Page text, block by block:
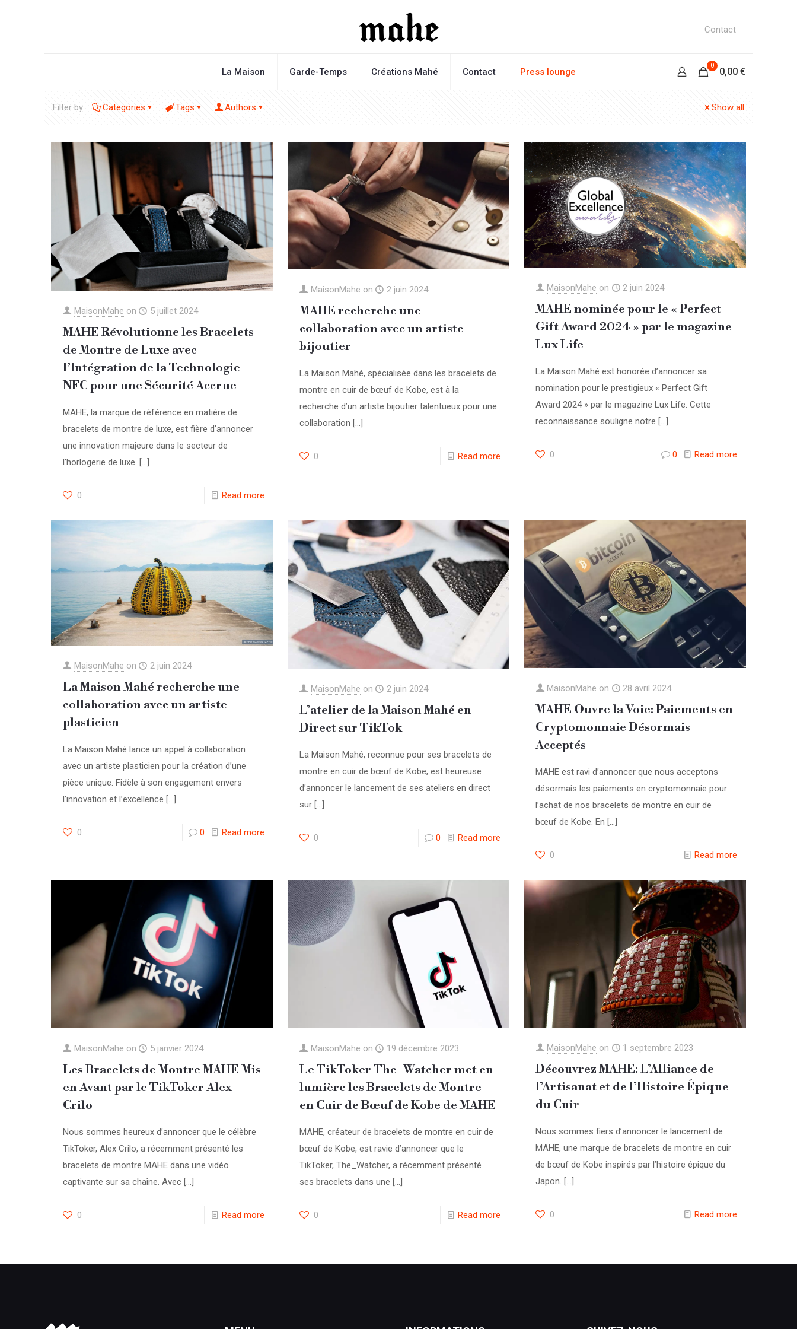
La Maison Garde-Temps Créations Mahé Contact Press lounge
Contact
0
0,00 €
Filter by Categories Tags Authors Show all
MaisonMahe on 5 juillet 2024
MAHE Révolutionne les Bracelets
de Montre de Luxe avec
l’Intégration de la Technologie
NFC pour une Sécurité Accrue
MAHE, la marque de référence en matière de
bracelets de montre de luxe, est fière d’annoncer
une innovation majeure dans le secteur de
l’horlogerie de luxe. […]
0 Read more
MaisonMahe on 2 juin 2024
MAHE recherche une
collaboration avec un artiste
bijoutier
La Maison Mahé, spécialisée dans les bracelets de
montre en cuir de bœuf de Kobe, est à la
recherche d’un artiste bijoutier talentueux pour une
collaboration […]
0 Read more
MaisonMahe on 2 juin 2024
MAHE nominée pour le « Perfect
Gift Award 2024 » par le magazine
Lux Life
La Maison Mahé est honorée d’annoncer sa
nomination pour le prestigieux « Perfect Gift
Award 2024 » par le magazine Lux Life. Cette
reconnaissance souligne notre […]
0 0 Read more
MaisonMahe on 2 juin 2024
La Maison Mahé recherche une
collaboration avec un artiste
plasticien
La Maison Mahé lance un appel à collaboration
avec un artiste plasticien pour la création d’une
pièce unique. Fidèle à son engagement envers
l’innovation et l’excellence […]
0 0 Read more
MaisonMahe on 2 juin 2024
L’atelier de la Maison Mahé en
Direct sur TikTok
La Maison Mahé, reconnue pour ses bracelets de
montre en cuir de bœuf de Kobe, est heureuse
d’annoncer le lancement de ses ateliers en direct
sur[…]
0 0 Read more
MaisonMahe on 28 avril 2024
MAHE Ouvre la Voie: Paiements en
Cryptomonnaie Désormais
Acceptés
MAHE est ravi d’annoncer que nous acceptons
désormais les paiements en cryptomonnaie pour
l’achat de nos bracelets de montre en cuir de
bœuf de Kobe. En […]
0 Read more
MaisonMahe on 5 janvier 2024
Les Bracelets de Montre MAHE Mis
en Avant par le TikToker Alex
Crilo
Nous sommes heureux d’annoncer que le célèbre
TikToker, Alex Crilo, a récemment présenté les
bracelets de montre MAHE dans une vidéo
captivante sur sa chaîne. Avec […]
0 Read more
MaisonMahe on 19 décembre 2023
Le TikToker The_Watcher met en
lumière les Bracelets de Montre
en Cuir de Bœuf de Kobe de MAHE
MAHE, créateur de bracelets de montre en cuir de
bœuf de Kobe, est ravie d’annoncer que le
TikToker, The_Watcher, a récemment présenté
ses bracelets dans une […]
0 Read more
MaisonMahe on 1 septembre 2023
Découvrez MAHE: L’Alliance de
l’Artisanat et de l’Histoire Épique
du Cuir
Nous sommes fiers d’annoncer le lancement de
MAHE, une marque de bracelets de montre en cuir
de bœuf de Kobe inspirés par l’histoire épique du
Japon. […]
0 Read more